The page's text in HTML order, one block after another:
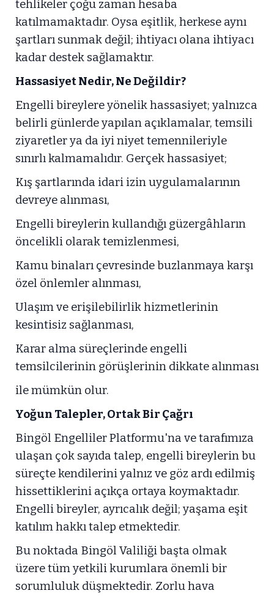
tehlikeler çoğu zaman hesaba
katılmamaktadır. Oysa eşitlik, herkese aynı
şartları sunmak değil; ihtiyacı olana ihtiyacı
kadar destek sağlamaktır.
Hassasiyet Nedir, Ne Değildir?
Engelli bireylere yönelik hassasiyet; yalnızca
belirli günlerde yapılan açıklamalar, temsili
ziyaretler ya da iyi niyet temennileriyle
sınırlı kalmamalıdır. Gerçek hassasiyet;
Kış şartlarında idari izin uygulamalarının
devreye alınması,
Engelli bireylerin kullandığı güzergâhların
öncelikli olarak temizlenmesi,
Kamu binaları çevresinde buzlanmaya karşı
özel önlemler alınması,
Ulaşım ve erişilebilirlik hizmetlerinin
kesintisiz sağlanması,
Karar alma süreçlerinde engelli
temsilcilerinin görüşlerinin dikkate alınması
ile mümkün olur.
Yoğun Talepler, Ortak Bir Çağrı
Bingöl Engelliler Platformu'na ve tarafımıza
ulaşan çok sayıda talep, engelli bireylerin bu
süreçte kendilerini yalnız ve göz ardı edilmiş
hissettiklerini açıkça ortaya koymaktadır.
Engelli bireyler, ayrıcalık değil; yaşama eşit
katılım hakkı talep etmektedir.
Bu noktada Bingöl Valiliği başta olmak
üzere tüm yetkili kurumlara önemli bir
sorumluluk düşmektedir. Zorlu hava